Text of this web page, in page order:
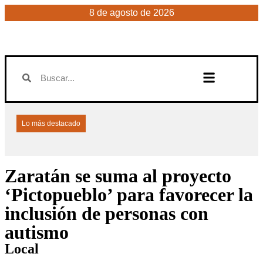
8 de agosto de 2026
Lo más destacado
Zaratán se suma al proyecto
‘Pictopueblo’ para favorecer la
inclusión de personas con
autismo
Local